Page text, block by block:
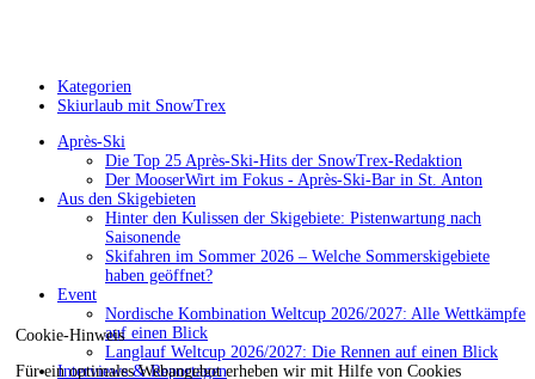
Cookie-Hinweis
Für ein optimales Webangebot erheben wir mit Hilfe von Cookies
Kategorien
Skiurlaub mit SnowTrex
Après-Ski
Die Top 25 Après-Ski-Hits der SnowTrex-Redaktion
Der MooserWirt im Fokus - Après-Ski-Bar in St. Anton
Aus den Skigebieten
Hinter den Kulissen der Skigebiete: Pistenwartung nach
Saisonende
Skifahren im Sommer 2026 – Welche Sommerskigebiete
haben geöffnet?
Event
Nordische Kombination Weltcup 2026/2027: Alle Wettkämpfe
auf einen Blick
Langlauf Weltcup 2026/2027: Die Rennen auf einen Blick
Interviews & Reportagen